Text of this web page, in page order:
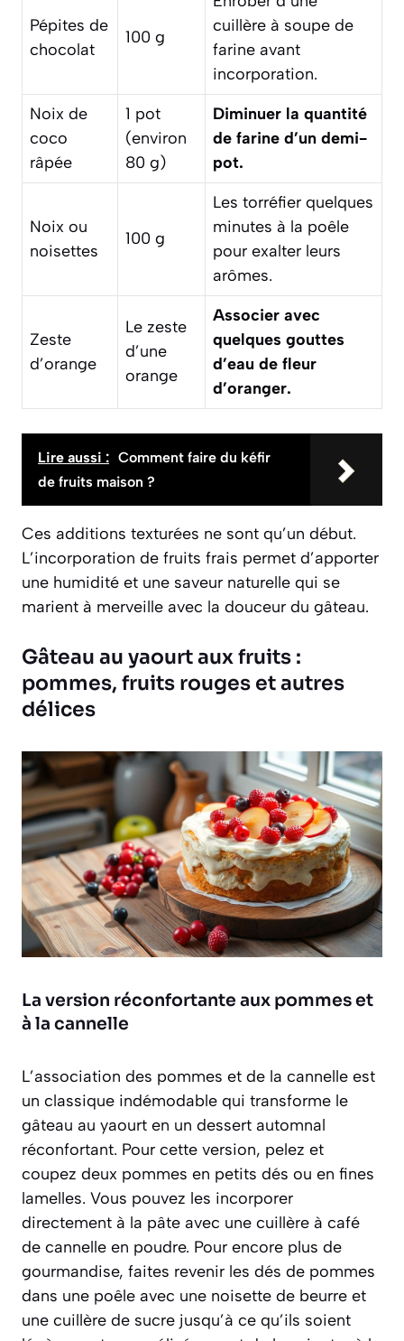
Pépites de
chocolat
100 g
cuillère à soupe de
farine avant
incorporation.
Noix de
coco
râpée
1 pot
(environ
80 g)
Diminuer la quantité
de farine d’un demi-
pot.
Noix ou
noisettes
100 g
Les torréfier quelques
minutes à la poêle
pour exalter leurs
arômes.
Zeste
d’orange
Le zeste
d’une
orange
Associer avec
quelques gouttes
d’eau de fleur
d’oranger.
Lire aussi : Comment faire du kéfir
de fruits maison ?
Ces additions texturées ne sont qu’un début.
L’incorporation de fruits frais permet d’apporter
une humidité et une saveur naturelle qui se
marient à merveille avec la douceur du gâteau.
Gâteau au yaourt aux fruits :
pommes, fruits rouges et autres
délices
La version réconfortante aux pommes et
à la cannelle
L’association des pommes et de la cannelle est
un classique indémodable qui transforme le
gâteau au yaourt en un dessert automnal
réconfortant. Pour cette version, pelez et
coupez deux pommes en petits dés ou en fines
lamelles. Vous pouvez les incorporer
directement à la pâte avec une cuillère à café
de cannelle en poudre. Pour encore plus de
gourmandise, faites revenir les dés de pommes
dans une poêle avec une noisette de beurre et
une cuillère de sucre jusqu’à ce qu’ils soient